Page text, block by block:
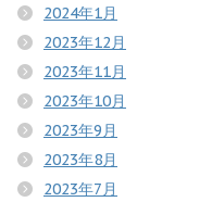
2024年1月
2023年12月
2023年11月
2023年10月
2023年9月
2023年8月
2023年7月